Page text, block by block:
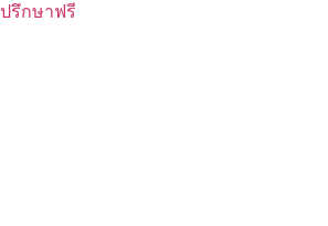
ปรึกษาฟรี